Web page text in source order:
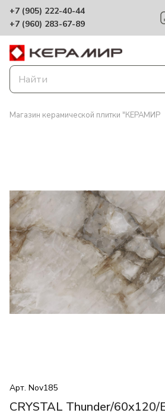
+7 (905) 222-40-44
+7 (960) 283-67-89
Магазин керамической плитки "КЕРАМИР
Арт. Nov185
CRYSTAL Thunder/60x120/